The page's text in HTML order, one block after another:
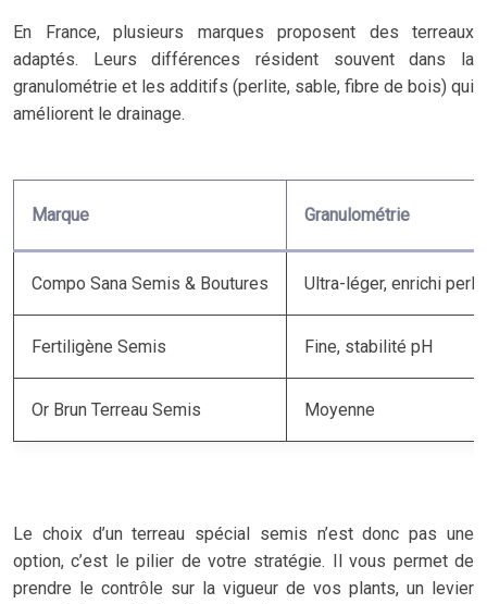
En France, plusieurs marques proposent des terreaux
adaptés. Leurs différences résident souvent dans la
granulométrie et les additifs (perlite, sable, fibre de bois) qui
améliorent le drainage.
Marque Granulométrie
Compo Sana Semis & Boutures Ultra-léger, enrichi
Fertiligène Semis Fine, stabilité pH
Or Brun Terreau Semis Moyenne
Le choix d’un terreau spécial semis n’est donc pas une
option, c’est le pilier de votre stratégie. Il vous permet de
prendre le contrôle sur la vigueur de vos plants, un levier